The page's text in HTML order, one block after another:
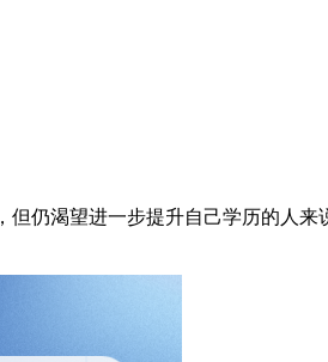
仍渴望进一步提升自己学历的人